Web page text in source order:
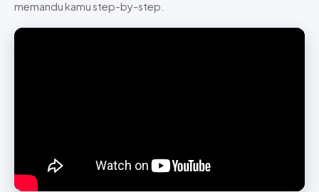
memandu kamu step-by-step.